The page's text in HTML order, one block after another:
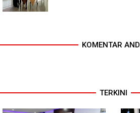
KOMENTAR
TERKINI